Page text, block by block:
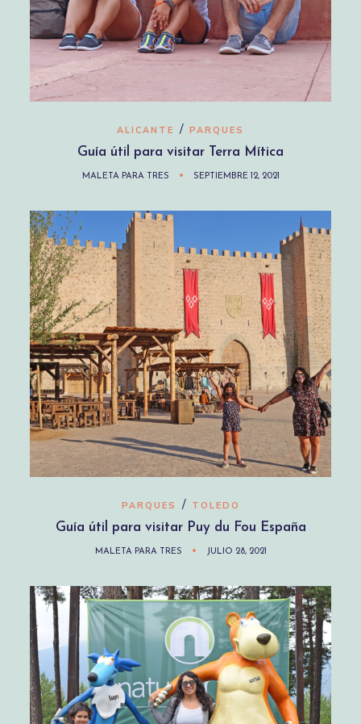
ALICANTE / PARQUES
Guía útil para visitar Terra Mítica
MALETA PARA TRES SEPTIEMBRE 12, 2021
PARQUES / TOLEDO
Guía útil para visitar Puy du Fou España
MALETA PARA TRES JULIO 28, 2021